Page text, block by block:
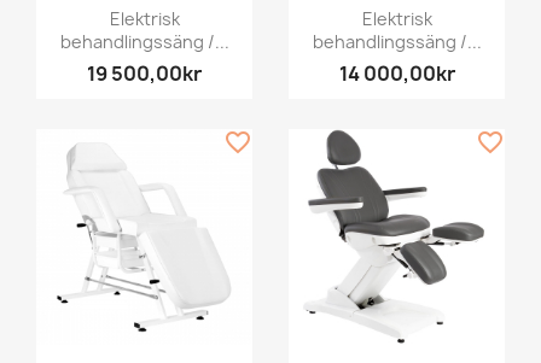
Elektrisk
behandlingssäng /...
19 500,00kr
Elektrisk
behandlingssäng /...
14 000,00kr
favorite_border favorite_border